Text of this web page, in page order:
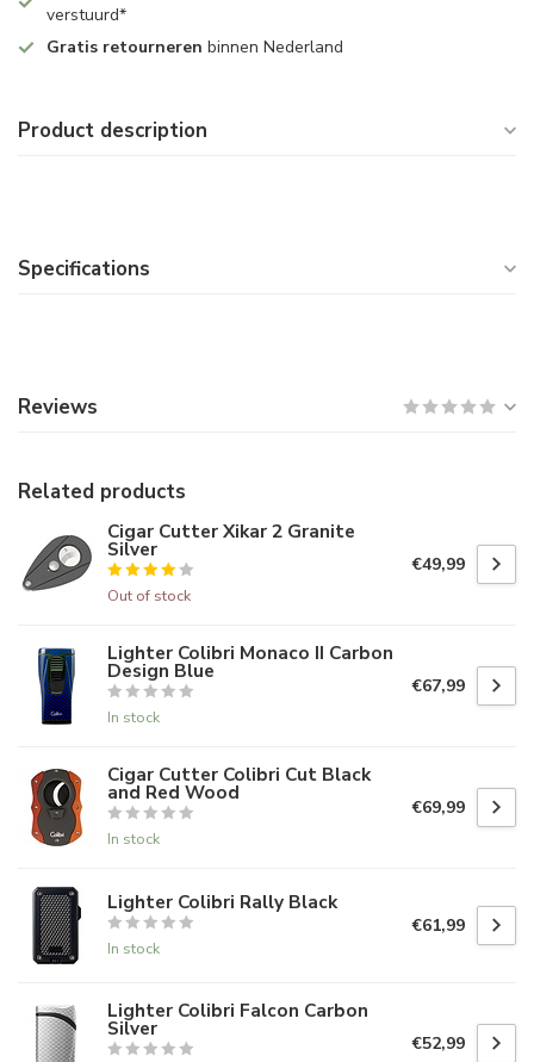
verstuurd*
Gratis retourneren binnen Nederland
Product description
Specifications
Reviews
Related products
Cigar Cutter Xikar 2 Granite
Silver
Out of stock
€49,99
Lighter Colibri Monaco II Carbon
Design Blue
In stock
€67,99
Cigar Cutter Colibri Cut Black
and Red Wood
In stock
€69,99
Lighter Colibri Rally Black
In stock
€61,99
Lighter Colibri Falcon Carbon
Silver
€52,99